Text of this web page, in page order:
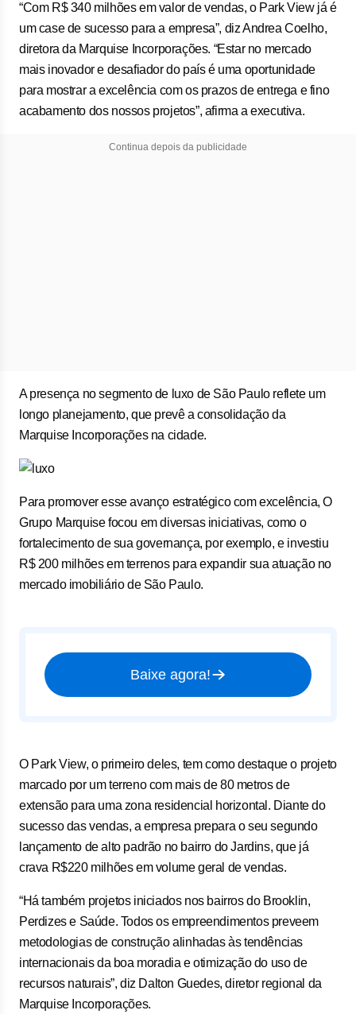
“Com R$ 340 milhões em valor de vendas, o Park View já é
um case de sucesso para a empresa”, diz Andrea Coelho,
diretora da Marquise Incorporações. “Estar no mercado
mais inovador e desafiador do país é uma oportunidade
para mostrar a excelência com os prazos de entrega e fino
acabamento dos nossos projetos”, afirma a executiva.
Continua depois da publicidade
A presença no segmento de luxo de São Paulo reflete um
longo planejamento, que prevê a consolidação da
Marquise Incorporações na cidade.
Para promover esse avanço estratégico com excelência, O
Grupo Marquise focou em diversas iniciativas, como o
fortalecimento de sua governança, por exemplo, e investiu
R$ 200 milhões em terrenos para expandir sua atuação no
mercado imobiliário de São Paulo.
Baixe agora!
O Park View, o primeiro deles, tem como destaque o projeto
marcado por um terreno com mais de 80 metros de
extensão para uma zona residencial horizontal. Diante do
sucesso das vendas, a empresa prepara o seu segundo
lançamento de alto padrão no bairro do Jardins, que já
crava R$220 milhões em volume geral de vendas.
“Há também projetos iniciados nos bairros do Brooklin,
Perdizes e Saúde. Todos os empreendimentos preveem
metodologias de construção alinhadas às tendências
internacionais da boa moradia e otimização do uso de
recursos naturais”, diz Dalton Guedes, diretor regional da
Marquise Incorporações.